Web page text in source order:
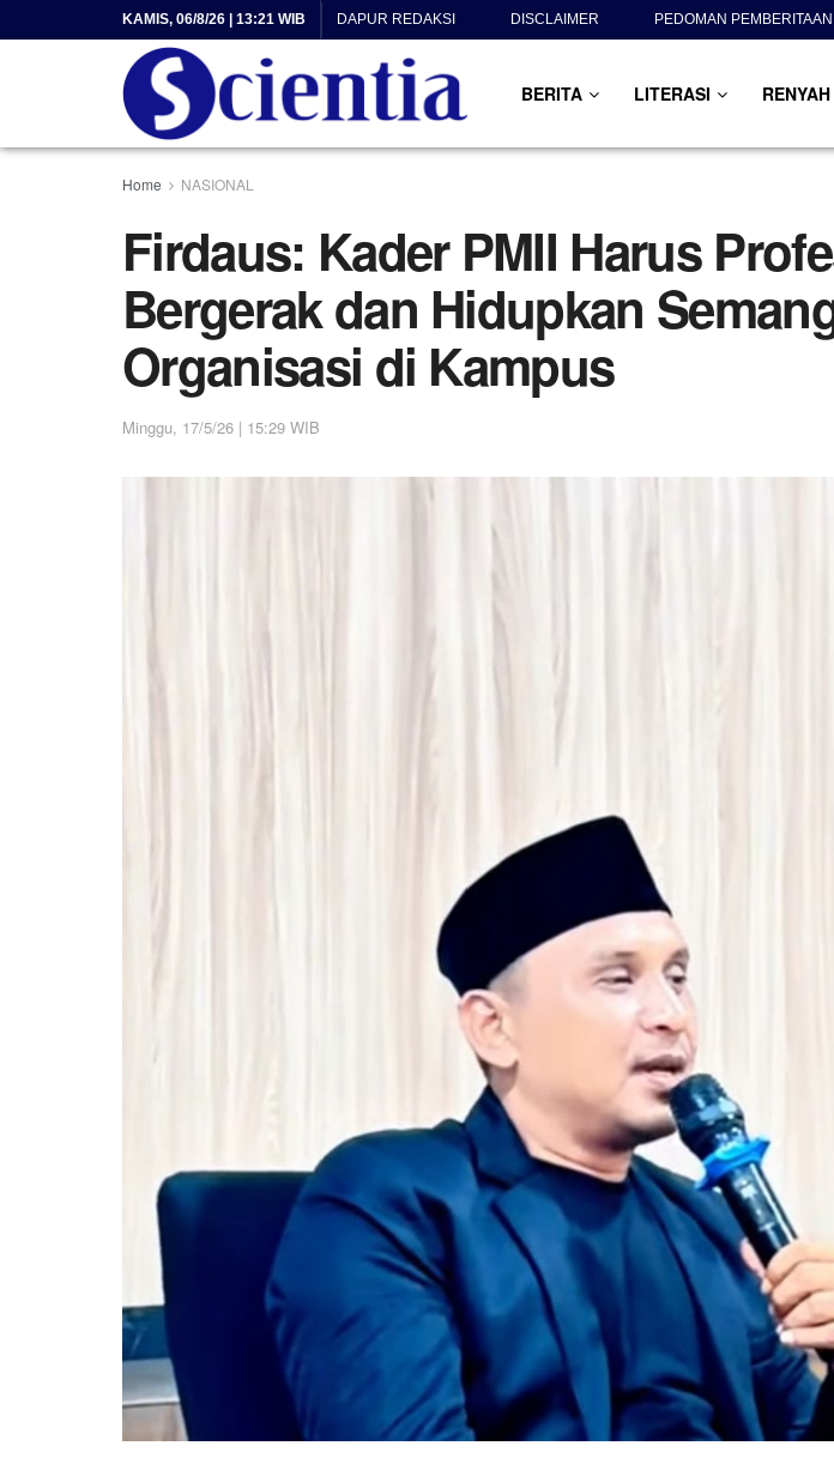
KAMIS, 06/8/26 | 13:21 WIB DAPUR REDAKSI DISCLAIMER PEDOMAN
BERITA LITERASI RENYAH
Home NASIONAL
Firdaus: Kader PMII Harus
Bergerak dan Hidupkan
Organisasi di Kampus
Minggu, 17/5/26 | 15:29 WIB